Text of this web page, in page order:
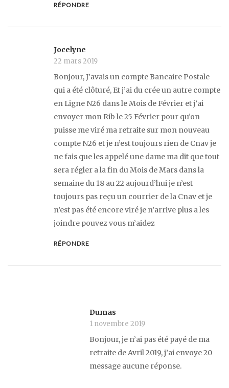
RÉPONDRE
Jocelyne
22 mars 2019
Bonjour, J’avais un compte Bancaire Postale
qui a été clôturé, Et j’ai du crée un autre compte
en Ligne N26 dans le Mois de Février et j’ai
envoyer mon Rib le 25 Février pour qu’on
puisse me viré ma retraite sur mon nouveau
compte N26 et je n’est toujours rien de Cnav je
ne fais que les appelé une dame ma dit que tout
sera régler a la fin du Mois de Mars dans la
semaine du 18 au 22 aujourd’hui je n’est
toujours pas reçu un courrier de la Cnav et je
n’est pas été encore viré je n’arrive plus a les
joindre pouvez vous m’aidez
RÉPONDRE
Dumas
1 novembre 2019
Bonjour, je n’ai pas été payé de ma
retraite de Avril 2019, j’ai envoye 20
message aucune réponse.